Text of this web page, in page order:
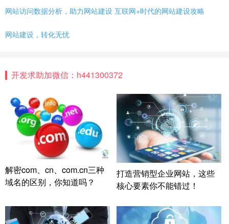
小程序开发费用 成都小程序开发 小程序定制开发
小程序制作
网站访问数据分析，助力网站建设 互联网+时代的网站建设攻略
网站建设，转化无忧
开发求助加微信：h441300372
解密com、cn、com.cn三种
域名的区别，你知道吗？
打造营销型企业网站，这些
核心要素你不能错过！